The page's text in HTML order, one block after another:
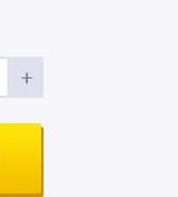
товары